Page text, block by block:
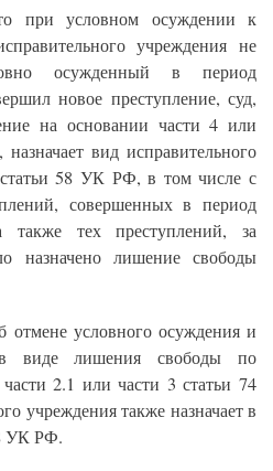
при условном осуждении к
учреждения не
осужденный в период
новое преступление, суд,
на основании части 4 или
вид исправительного
58 УК РФ, в том числе с
совершенных в период
также тех преступлений, за
назначено лишение свободы
условного осуждения и
в виде лишения свободы по
2.1 или части 3 статьи 74
учреждения также назначает в
УК РФ.